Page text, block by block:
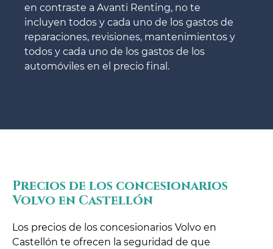
en contraste a Avanti Renting, no te
incluyen todos y cada uno de los gastos de
reparaciones, revisiones, mantenimientos y
todos y cada uno de los gastos de los
automóviles en el precio final.
Precios de los concesionarios
Volvo en Castellón
Los precios de los concesionarios Volvo en
Castellón te ofrecen la seguridad de que